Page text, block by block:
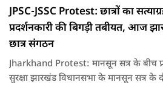
JPSC-JSSC Protest: छात्रों का
प्रदर्शनकारी की बिगड़ी तबीयत, आज
छात्र संगठन
Jharkhand Protest: मानसून सत्र के बीच प्रदर्शन, प्रशासन ने बढ़ाई
सुरक्षा झारखंड विधानसभा के मानसून सत्र के दौरान होने वाले इस प्रदर्शन